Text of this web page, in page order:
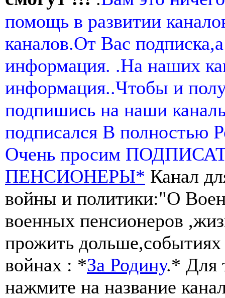
помощь в развитии
каналов.От Вас
информация. .На наших
информация..Чтобы и
подпишись на наши
подписался В полностью
Очень просим
ПЕНСИОНЕРЫ* Канал
войны и политики:"О
военных пенсионеров
прожить
войнах : *За Родину.* Для
нажмите на название